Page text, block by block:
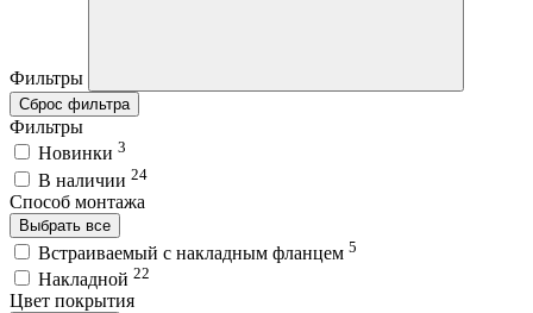
Фильтры
Сброс фильтра
Фильтры
Новинки 3
В наличии 24
Способ монтажа
Выбрать все
Встраиваемый с накладным фланцем 5
Накладной 22
Цвет покрытия